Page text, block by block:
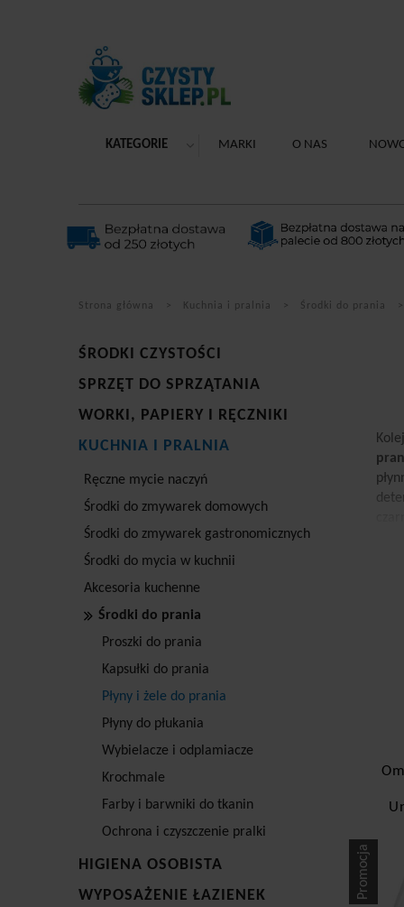
KATEGORIE MARKI O NAS
Strona główna Kuchnia i pralnia Środki do prania
ŚRODKI CZYSTOŚCI
SPRZĘT DO SPRZĄTANIA
WORKI, PAPIERY I RĘCZNIKI
KUCHNIA I PRALNIA
Ręczne mycie naczyń
Środki do zmywarek domowych
Środki do zmywarek gastronomicznych
Środki do mycia w kuchnii
Akcesoria kuchenne
Środki do prania
Proszki do prania
Kapsułki do prania
Płyny i żele do prania
Płyny do płukania
Wybielacze i odplamiacze
Krochmale
Farby i barwniki do tkanin
Ochrona i czyszczenie pralki
HIGIENA OSOBISTA
WYPOSAŻENIE ŁAZIENEK
Promocja